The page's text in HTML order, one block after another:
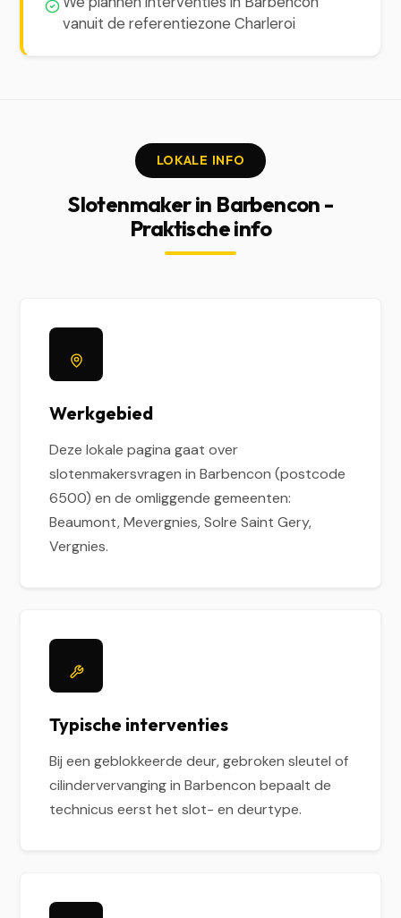
vanuit de referentiezone Charleroi
LOKALE INFO
Slotenmaker in Barbencon -
Praktische info
Werkgebied
Deze lokale pagina gaat over
slotenmakersvragen in Barbencon (postcode
6500) en de omliggende gemeenten:
Beaumont, Mevergnies, Solre Saint Gery,
Vergnies.
Typische interventies
Bij een geblokkeerde deur, gebroken sleutel of
cilindervervanging in Barbencon bepaalt de
technicus eerst het slot- en deurtype.